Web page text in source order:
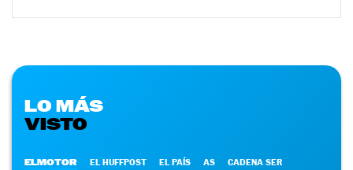
LO MÁS
VISTO
ELMOTOR EL HUFFPOST EL PAÍS AS CADENA SER